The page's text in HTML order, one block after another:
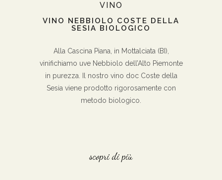
VINO
VINO NEBBIOLO COSTE DELLA
SESIA BIOLOGICO
Alla Cascina Piana, in Mottalciata (BI),
vinifichiamo uve Nebbiolo dell’Alto Piemonte
in purezza. Il nostro vino doc Coste della
Sesia viene prodotto rigorosamente con
metodo biologico.
scopri di più